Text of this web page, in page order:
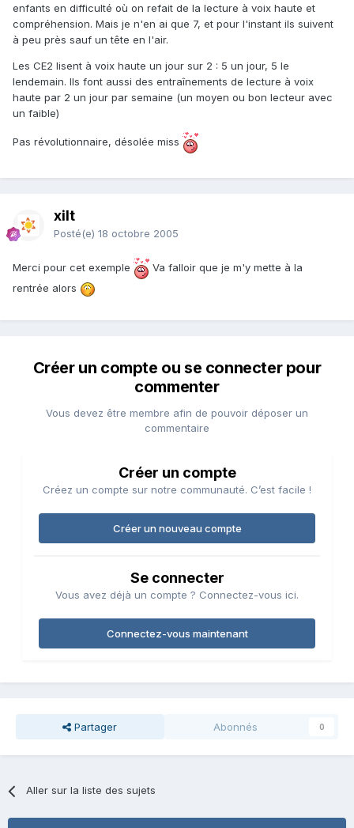
enfants en difficulté où on refait de la lecture à voix haute et
compréhension. Mais je n'en ai que 7, et pour l'instant ils suivent
à peu près sauf un tête en l'air.
Les CE2 lisent à voix haute un jour sur 2 : 5 un jour, 5 le
lendemain. Ils font aussi des entraînements de lecture à voix
haute par 2 un jour par semaine (un moyen ou bon lecteur avec
un faible)
Pas révolutionnaire, désolée miss
xilt
Posté(e) 18 octobre 2005
Merci pour cet exemple
Va falloir que je m'y mette à la
rentrée alors
Créer un compte ou se connecter pour
commenter
Vous devez être membre afin de pouvoir déposer un
commentaire
Créer un compte
Créez un compte sur notre communauté. C’est facile !
Créer un nouveau compte
Se connecter
Vous avez déjà un compte ? Connectez-vous ici.
Connectez-vous maintenant
Partager Abonnés 0
Aller sur la liste des sujets